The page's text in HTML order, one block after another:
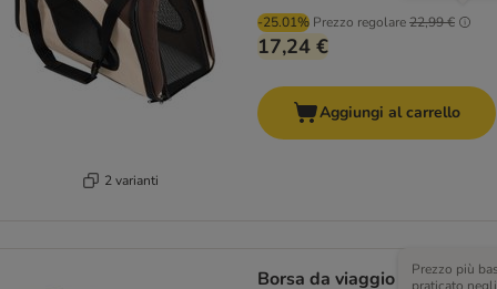
2 varianti
-25.01% Prezzo regolare22,99 €
17,24 €
Aggiungi al carrello
Borsa da viaggio Sporty - L
Prezzo più